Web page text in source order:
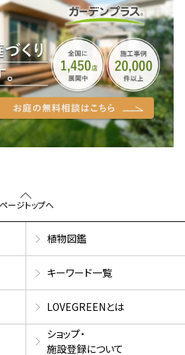
ページトップへ
植物図鑑
キーワード一覧
LOVEGREENとは
ショップ・
施設登録について